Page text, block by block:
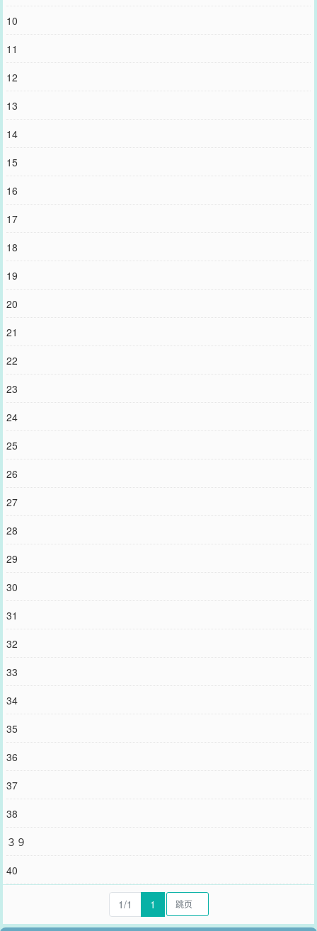
10
11
12
13
14
15
16
17
18
19
20
21
22
23
24
25
26
27
28
29
30
31
32
33
34
35
36
37
38
３９
40
1/1 1